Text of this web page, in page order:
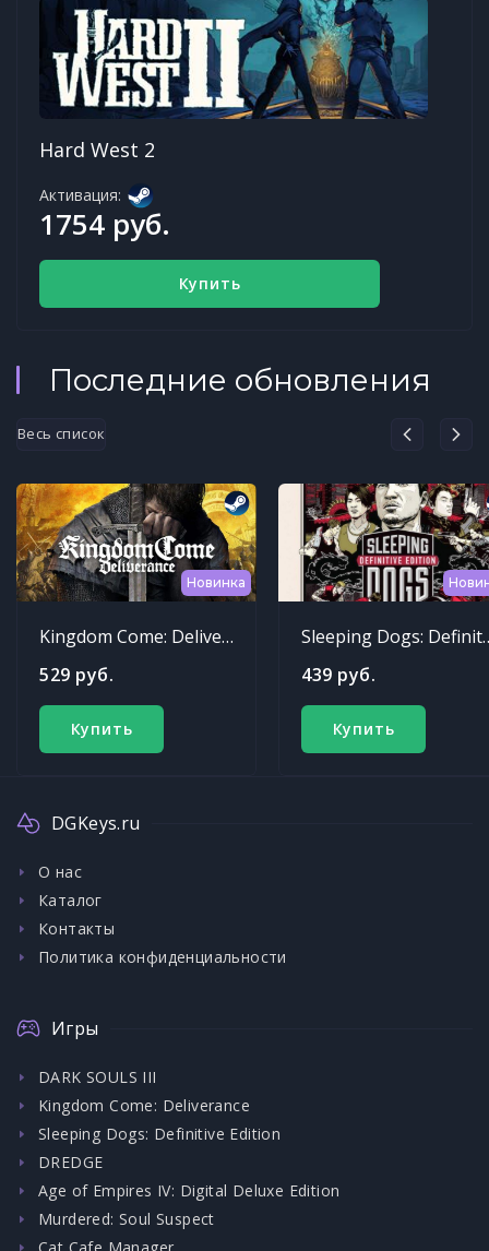
Hard West 2
Активация:
1754 руб.
Купить
Последние обновления
Весь список
Новинка
Kingdom Come: Deliverance
529 руб.
Купить
Sleeping
439 руб.
Купить
DGKeys.ru
О нас
Каталог
Контакты
Политика конфиденциальности
Игры
DARK SOULS III
Kingdom Come: Deliverance
Sleeping Dogs: Definitive Edition
DREDGE
Age of Empires IV: Digital Deluxe Edition
Murdered: Soul Suspect